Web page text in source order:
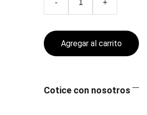
- +
Agregar al carrito
Cotice con nosotros